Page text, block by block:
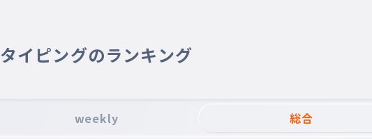
タイピングのランキング
weekly 総合